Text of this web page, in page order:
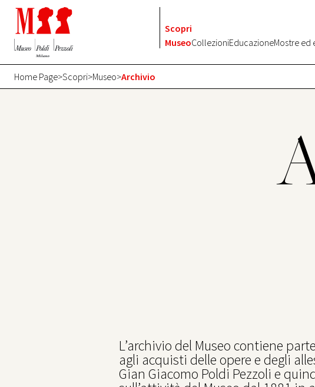
Vai al contenuto
Scopri
MuseoCollezioniEducazioneMostre ed
Home Page>Scopri>Museo>Archivio
L’archivio del Museo contiene
agli acquisti delle opere e degli
Gian Giacomo Poldi Pezzoli e